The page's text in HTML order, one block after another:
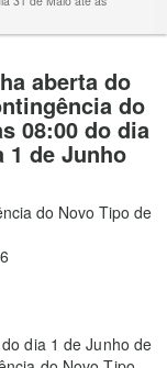
aberta do
do
08:00 do dia
1 de Junho
do Novo Tipo de
dia 1 de Junho de